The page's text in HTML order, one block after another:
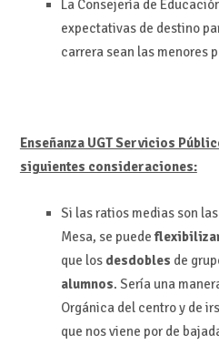
La Consejería de
expectativas de destino
carrera sean las menores
Enseñanza UGT Servicios
siguientes consideraciones:
Si las ratios medias son
Mesa, se puede
que los desdobles de
alumnos. Sería una
Orgánica del centro y de
que nos viene por de